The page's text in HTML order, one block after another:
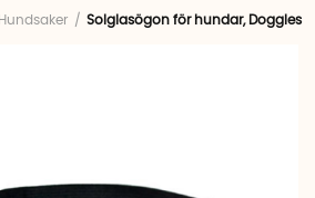
Hundsaker Solglasögon för hundar, Doggles